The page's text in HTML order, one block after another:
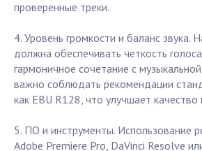
проверенные треки.
4. Уровень громкости и баланс звука.
должна обеспечивать четкость
гармоничное сочетание с
важно соблюдать рекомендации
как EBU R128, что улучшает качество
5. ПО и инструменты. Использование
Adobe Premiere Pro, DaVinci Resolve